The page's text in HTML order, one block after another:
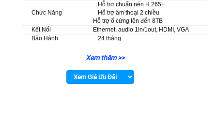
Chức Năng
Hỗ trợ chuẩn nén H.265+
Hỗ trợ âm thoại 2 chiều
Hỗ trợ ổ cứng lên đến 8TB
Kết Nối
Ethernet, audio 1in/1out, HDMI, VGA
Bảo Hành
24 tháng
Xem thêm >>